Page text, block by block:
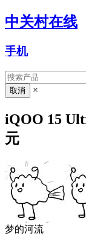
中关村在线
手机
×
iQOO 15
元
梦的河流